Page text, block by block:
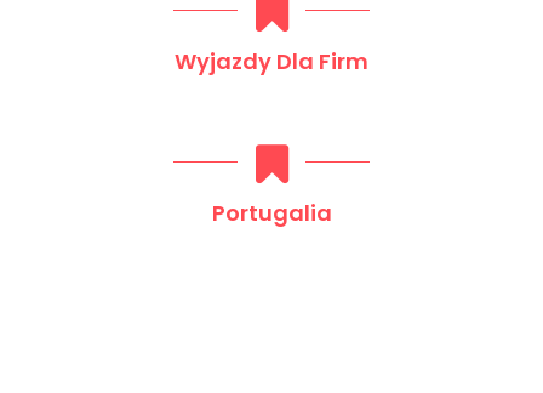
Wyjazdy Dla Firm
Portugalia